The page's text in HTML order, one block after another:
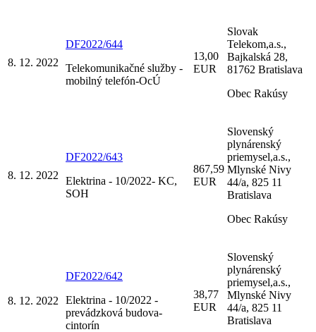
8. 12. 2022
DF2022/644
Telekomunikačné služby -
mobilný telefón-OcÚ
13,00
EUR
Slovak
Telekom,a.s.,
Bajkalská 28,
81762 Bratislava
Obec Rakúsy
8. 12. 2022
DF2022/643
Elektrina - 10/2022- KC,
SOH
867,59
EUR
Slovenský
plynárenský
priemysel,a.s.,
Mlynské Nivy
44/a, 825 11
Bratislava
Obec Rakúsy
8. 12. 2022
DF2022/642
Elektrina - 10/2022 -
prevádzková budova-
cintorín
38,77
EUR
Slovenský
plynárenský
priemysel,a.s.,
Mlynské Nivy
44/a, 825 11
Bratislava